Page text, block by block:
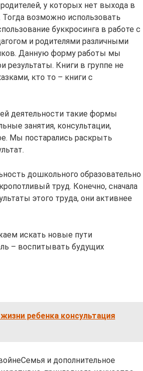
у которых нет выхода в
Тогда возможно использовать
буккросинга в работе с
и родителями различными
Данную форму работы мы
результаты. Книги в группе не
кто то – книги с
деятельности такие формы
занятия, консультации,
Мы постарались раскрыть
дошкольного образовательно
труд. Конечно, сначала
этого труда, они активнее
искать новые пути
– воспитывать будущих
ребенка консультация
и дополнительное